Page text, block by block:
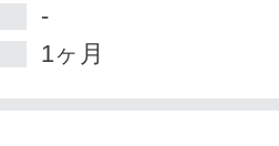
-
1ヶ月